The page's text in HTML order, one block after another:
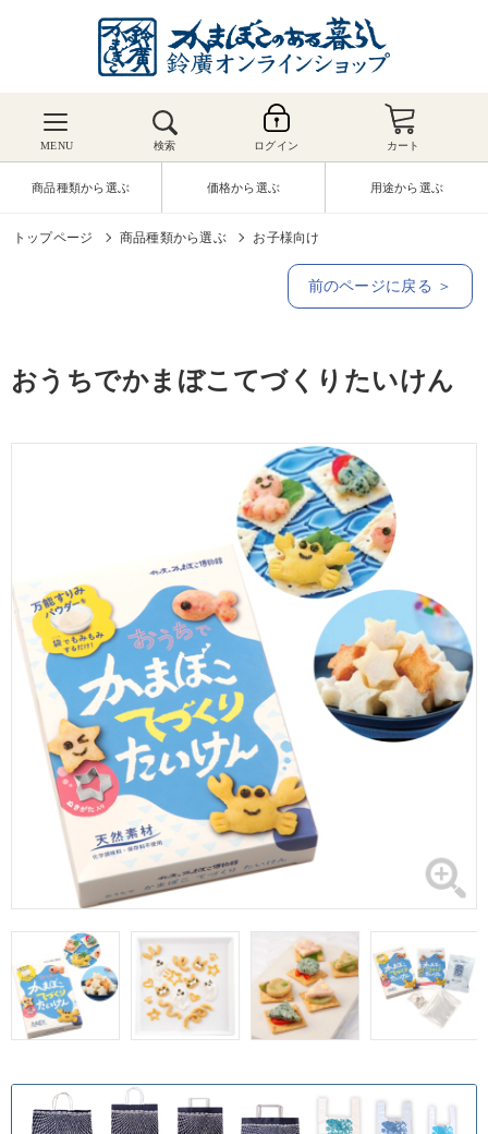
MENU 検索 ログイン カート
商品種類から選ぶ 価格から選ぶ 用途から選ぶ
トップページ 商品種類から選ぶ お子様向け
前のページに戻る ＞
おうちでかまぼこてづくりたいけん